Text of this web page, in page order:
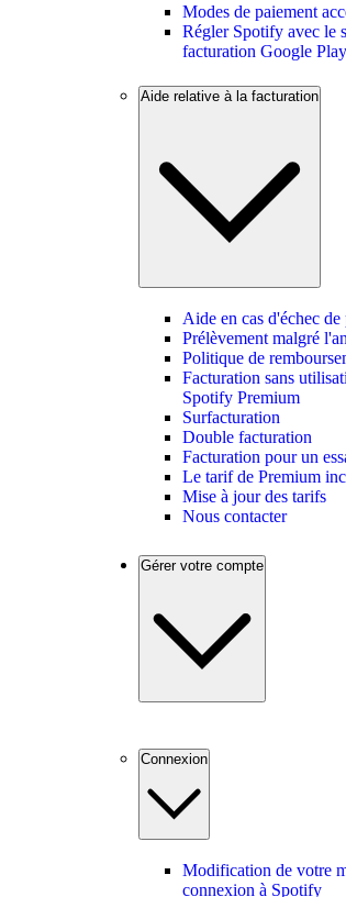
Modes de paiement
Régler Spotify avec le
facturation Google Play
Aide relative à la facturation
Aide en cas d'échec de
Prélèvement malgré
Politique de
Facturation sans
Spotify Premium
Surfacturation
Double facturation
Facturation pour un
Le tarif de Premium
Mise à jour des tarifs
Nous contacter
Gérer votre compte
Connexion
Modification de votre
connexion à Spotify